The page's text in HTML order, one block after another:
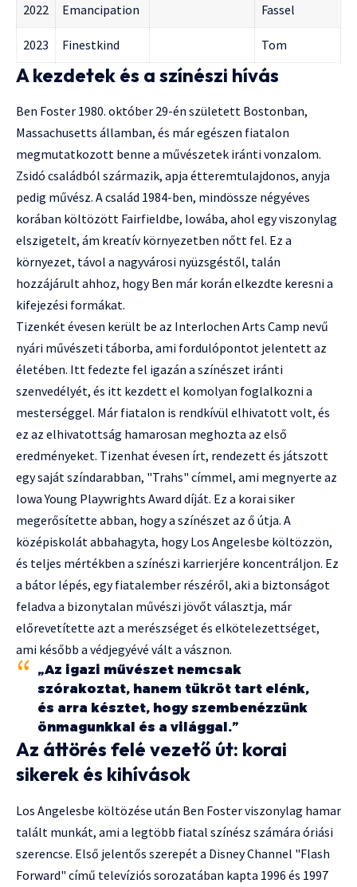
2022 Emancipation Fassel
2023 Finestkind Tom
A kezdetek és a színészi hívás
Ben Foster 1980. október 29-én született Bostonban,
Massachusetts államban, és már egészen fiatalon
megmutatkozott benne a művészetek iránti vonzalom.
Zsidó családból származik, apja étteremtulajdonos, anyja
pedig művész. A család 1984-ben, mindössze négyéves
korában költözött Fairfieldbe, Iowába, ahol egy viszonylag
elszigetelt, ám kreatív környezetben nőtt fel. Ez a
környezet, távol a nagyvárosi nyüzsgéstől, talán
hozzájárult ahhoz, hogy Ben már korán elkezdte keresni a
kifejezési formákat.
Tizenkét évesen került be az Interlochen Arts Camp nevű
nyári művészeti táborba, ami fordulópontot jelentett az
életében. Itt fedezte fel igazán a színészet iránti
szenvedélyét, és itt kezdett el komolyan foglalkozni a
mesterséggel. Már fiatalon is rendkívül elhivatott volt, és
ez az elhivatottság hamarosan meghozta az első
eredményeket. Tizenhat évesen írt, rendezett és játszott
egy saját színdarabban, "Trahs" címmel, ami megnyerte az
Iowa Young Playwrights Award díját. Ez a korai siker
megerősítette abban, hogy a színészet az ő útja. A
középiskolát abbahagyta, hogy Los Angelesbe költözzön,
és teljes mértékben a színészi karrierjére koncentráljon. Ez
a bátor lépés, egy fiatalember részéről, aki a biztonságot
feladva a bizonytalan művészi jövőt választja, már
előrevetítette azt a merészséget és elkötelezettséget,
ami később a védjegyévé vált a vásznon.
„Az igazi művészet nemcsak
szórakoztat, hanem tükröt tart elénk,
és arra késztet, hogy szembenézzünk
önmagunkkal és a világgal.”
Az áttörés felé vezető út: korai
sikerek és kihívások
Los Angelesbe költözése után Ben Foster viszonylag hamar
talált munkát, ami a legtöbb fiatal színész számára óriási
szerencse. Első jelentős szerepét a Disney Channel "Flash
Forward" című televíziós sorozatában kapta 1996 és 1997